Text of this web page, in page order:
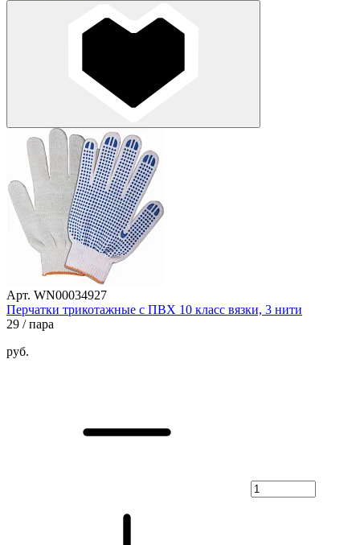
Арт. WN00034927
Перчатки трикотажные с ПВХ 10 класс вязки, 3 нити
29 / пара
руб.